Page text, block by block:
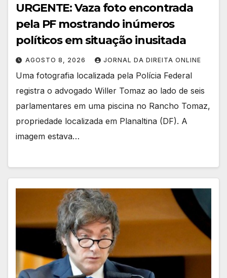
URGENTE: Vaza foto encontrada
pela PF mostrando inúmeros
políticos em situação inusitada
AGOSTO 8, 2026 JORNAL DA DIREITA ONLINE
Uma fotografia localizada pela Polícia Federal
registra o advogado Willer Tomaz ao lado de seis
parlamentares em uma piscina no Rancho Tomaz,
propriedade localizada em Planaltina (DF). A
imagem estava…